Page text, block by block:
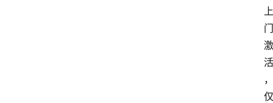
上
门
激
活
，
仅